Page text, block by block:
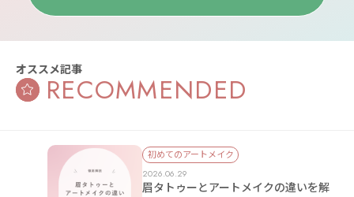
オススメ記事
RECOMMENDED
初めてのアートメイク
2026.06.29
眉タトゥーとアートメイクの違いを解